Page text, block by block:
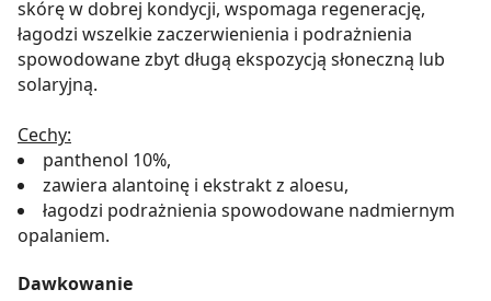
skórę w dobrej kondycji, wspomaga regenerację,
łagodzi wszelkie zaczerwienienia i podrażnienia
spowodowane zbyt długą ekspozycją słoneczną lub
solaryjną.
Cechy:
panthenol 10%,
zawiera alantoinę i ekstrakt z aloesu,
łagodzi podrażnienia spowodowane nadmiernym
opalaniem.
Dawkowanie